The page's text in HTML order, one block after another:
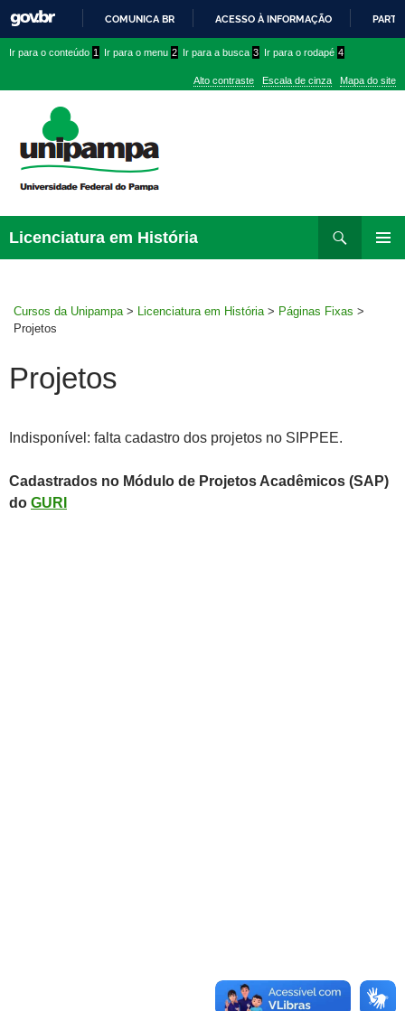
PARA
CONTEÚDO
COMUNICA BR ACESSO À INFORMAÇÃO
conteúdo
menu
superior
menu
Ir para o conteúdo 1 Ir para o menu 2 Ir para a busca 3 Ir para o rodapé 4
Alto contraste Escala de cinza Mapa do site
Licenciatura em História
para
Cursos da Unipampa > Licenciatura em História > Páginas Fixas >
Projetos
Projetos
Indisponível: falta cadastro dos projetos no SIPPEE.
Cadastrados no Módulo de Projetos Acadêmicos (SAP)
do GURI